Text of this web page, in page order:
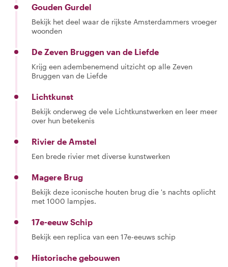
Gouden Gurdel
Bekijk het deel waar de rijkste Amsterdammers vroeger
woonden
De Zeven Bruggen van de Liefde
Krijg een adembenemend uitzicht op alle Zeven
Bruggen van de Liefde
Lichtkunst
Bekijk onderweg de vele Lichtkunstwerken en leer meer
over hun betekenis
Rivier de Amstel
Een brede rivier met diverse kunstwerken
Magere Brug
Bekijk deze iconische houten brug die 's nachts oplicht
met 1000 lampjes.
17e-eeuw Schip
Bekijk een replica van een 17e-eeuws schip
Historische gebouwen